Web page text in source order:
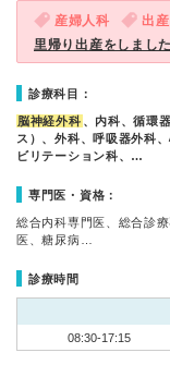
産婦人科 出産
里帰り出産をしました
診療科目：
脳神経外科 、内科、循環
ス）、外科、呼吸器外科
ビリテーション科、…
専門医・資格：
総合内科専門医、総合診
医、糖尿病…
診療時間
08:30-17:15